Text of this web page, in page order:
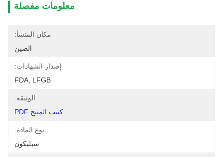
معلومات مفصلة
مكان المنشأ:
الصين
إصدار الشهادات:
FDA, LFGB
الوثيقة:
كتيب المنتج PDF
نوع المادة:
سيليكون